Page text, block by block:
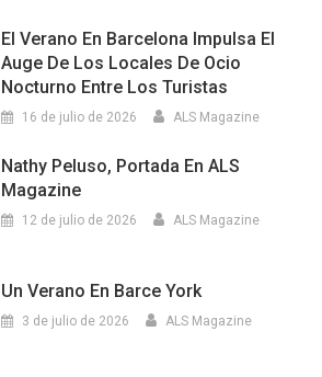
El Verano En Barcelona Impulsa El
Auge De Los Locales De Ocio
Nocturno Entre Los Turistas
16 de julio de 2026 ALS Magazine
Nathy Peluso, Portada En ALS
Magazine
12 de julio de 2026 ALS Magazine
Un Verano En Barce York
3 de julio de 2026 ALS Magazine